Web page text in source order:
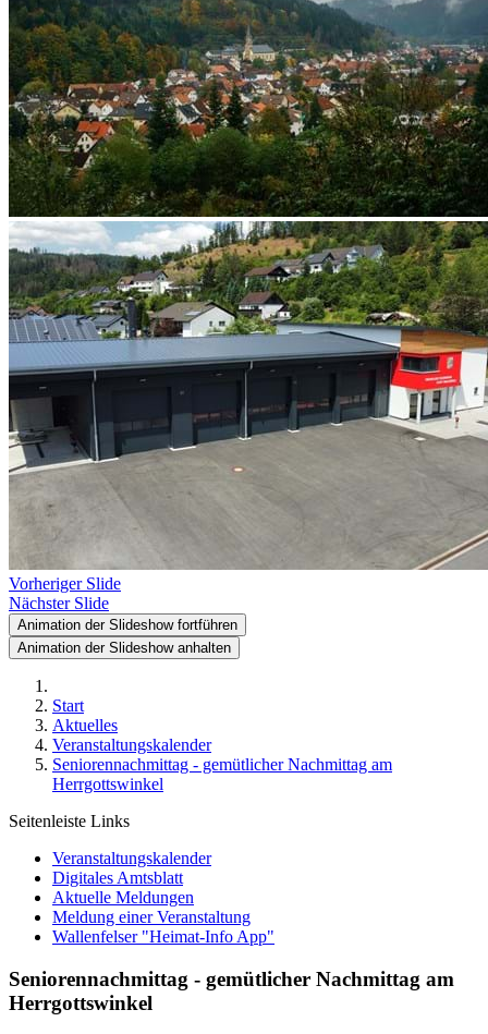
Vorheriger Slide
Nächster Slide
Animation der Slideshow fortführen
Animation der Slideshow anhalten
Start
Aktuelles
Veranstaltungskalender
Seniorennachmittag - gemütlicher Nachmittag am
Herrgottswinkel
Seitenleiste Links
Veranstaltungskalender
Digitales Amtsblatt
Aktuelle Meldungen
Meldung einer Veranstaltung
Wallenfelser "Heimat-Info App"
Seniorennachmittag - gemütlicher Nachmittag am
Herrgottswinkel